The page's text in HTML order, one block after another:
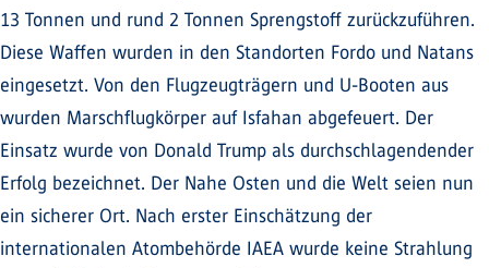
13 Tonnen und rund 2 Tonnen Sprengstoff zurückzuführen.
Diese Waffen wurden in den Standorten Fordo und Natans
eingesetzt. Von den Flugzeugträgern und U-Booten aus
wurden Marschflugkörper auf Isfahan abgefeuert. Der
Einsatz wurde von Donald Trump als durchschlagendender
Erfolg bezeichnet. Der Nahe Osten und die Welt seien nun
ein sicherer Ort. Nach erster Einschätzung der
internationalen Atombehörde IAEA wurde keine Strahlung